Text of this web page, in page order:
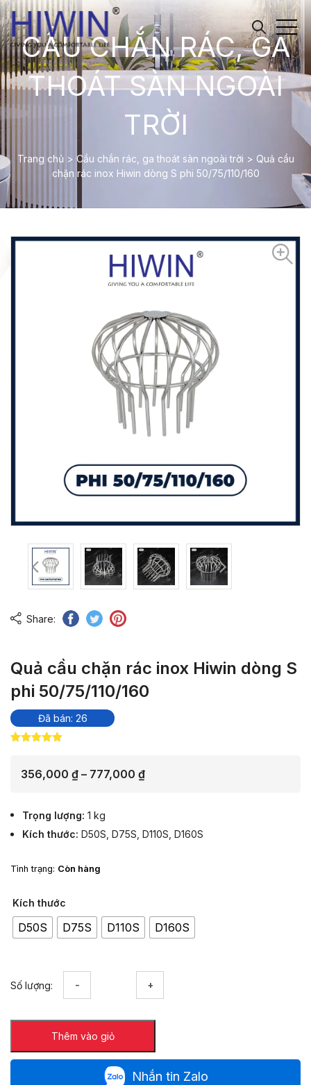
CẦU CHẮN RÁC, GA
THOÁT SÀN NGOÀI
TRỜI
Trang chủ > Cầu chắn rác, ga thoát sàn ngoài trời > Quả cầu
chặn rác inox Hiwin dòng S phi 50/75/110/160
Share:
Quả cầu chặn rác inox Hiwin dòng S
phi 50/75/110/160
Đã bán: 26
đánh giá
356,000 ₫ – 777,000 ₫Khoảng
đến
Trọng lượng 1 kg
Kích thước D50S, D75S, D110S, D160S
Tình trạng: Còn hàng
Kích thước
D50S D75S D110S D160S
Số lượng:
rác
inox
Hiwin
dòng
Thêm vào giỏ
Nhắn tin Zalo